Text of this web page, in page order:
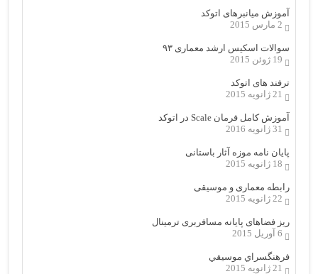
آموزش میانبرهای اتوکد
2 مارس 2015
سوالات اسکیس ارشد معماری ۹۳
19 ژوئن 2015
ترفند های اتوکد
21 ژانویه 2015
آموزش کامل فرمان Scale در اتوکد
31 ژانویه 2016
پایان نامه موزه آثار باستانی
18 ژانویه 2015
رابطه معماری و موسیقی
22 ژانویه 2015
ریز فضاهای پایانه مسافربری ترمینال
6 آوریل 2015
فرهنگسراي موسيقي
21 ژانویه 2015